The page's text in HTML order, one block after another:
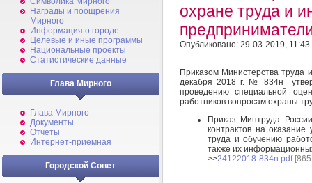
Награды и поощрения
Мирного
Информация о городе
Целевые и иные программы
Национальные проекты
Статистические данные
Глава Мирного
Глава Мирного
Документы
Отчеты
Интернет-приемная
Городской Совет
охране труда и
Опубликовано: 29-03-2019, 11:43
Приказом Министерства
декабря 2018 г. № 834н
проведению специальной
работников вопросам охраны
Приказ Минтруда
контрактов на
труда и обучению
также их
>>24122018-834n.pdf